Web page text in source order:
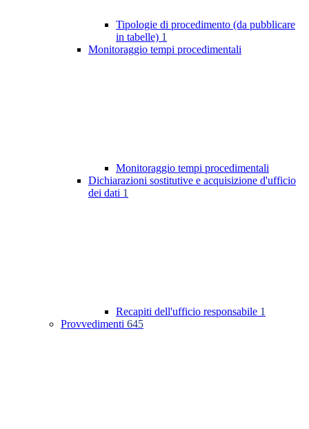
Tipologie di procedimento (da pubblicare
in tabelle) 1
Monitoraggio tempi procedimentali
Monitoraggio tempi procedimentali
Dichiarazioni sostitutive e acquisizione d'ufficio
dei dati 1
Recapiti dell'ufficio responsabile 1
Provvedimenti 645